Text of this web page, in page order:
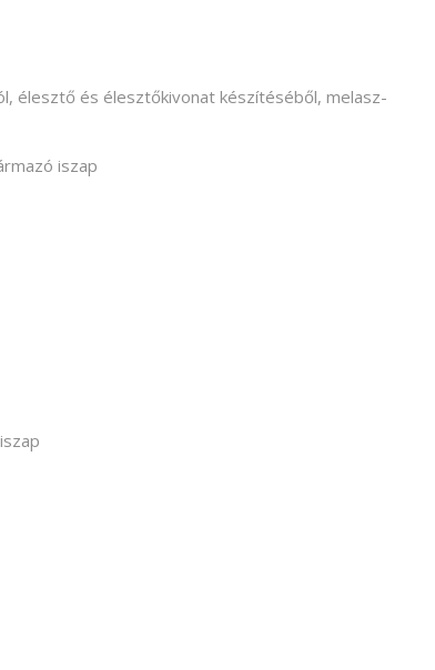
élesztő és élesztőkivonat készítéséből, melasz-
iszap